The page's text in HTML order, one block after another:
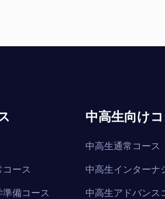
ース
備コース
中高生向け
中高生通常コース
中高生インターナ
中高生アドバンス